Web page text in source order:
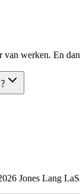
van werken. En
Jones Lang